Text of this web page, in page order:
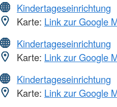
Kindertageseinrichtung
Karte: Link zur Google
Kindertageseinrichtung
Karte: Link zur Google
Kindertageseinrichtung
Karte: Link zur Google